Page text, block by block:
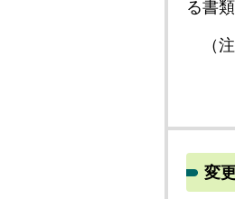
る書
（注
変